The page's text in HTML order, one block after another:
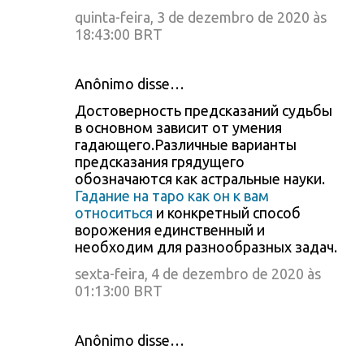
quinta-feira, 3 de dezembro de 2020 às
18:43:00 BRT
Anônimo disse…
Достоверность предсказаний судьбы
в основном зависит от умения
гадающего.Различные варианты
предсказания грядущего
обозначаются как астральные науки.
Гадание на таро как он к вам
относиться и конкретный способ
ворожения единственный и
необходим для разнообразных задач.
sexta-feira, 4 de dezembro de 2020 às
01:13:00 BRT
Anônimo disse…